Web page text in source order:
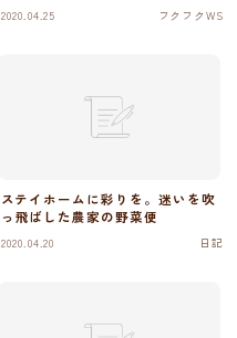
2020.04.25 フクフクWS
ステイホームに彩りを。迷いを吹
っ飛ばした農家の野菜便
2020.04.20 日記